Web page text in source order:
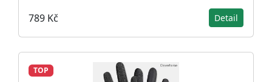
789 Kč Detail
TOP